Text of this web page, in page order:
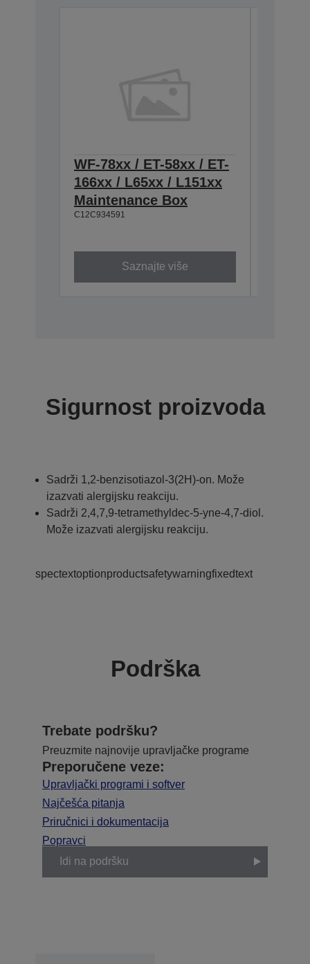
WF-78xx / ET-58xx / ET-
166xx / L65xx / L151xx
Maintenance Box
C12C934591
Saznajte više
Sigurnost proizvoda
Sadrži 1,2-benzisotiazol-3(2H)-on. Može
izazvati alergijsku reakciju.
Sadrži 2,4,7,9-tetramethyldec-5-yne-4,7-diol.
Može izazvati alergijsku reakciju.
spectextoptionproductsafetywarningfixedtext
Podrška
Trebate podršku?
Preuzmite najnovije upravljačke programe
Preporučene veze:
Upravljački programi i softver
Najčešća pitanja
Priručnici i dokumentacija
Popravci
Idi na podršku